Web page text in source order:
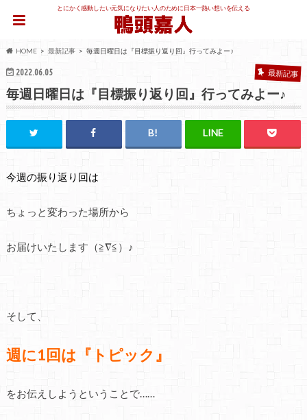
とにかく感動したい元気になりたい人のために日本一熱い想いを伝える
HOME 最新記事 毎週日曜日は『目標振り返り回』行ってみよー♪
2022.06.05 最新記事
毎週日曜日は『目標振り返り回』行ってみよー♪
今週の振り返り回は
ちょっと変わった場所から
お届けいたします（≧∇≦）♪
そして、
週に1回は『トピック』
をお伝えしようということで……